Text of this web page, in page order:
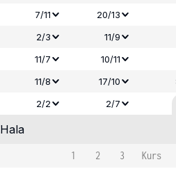
7/11
20/13
2/3
11/9
11/7
10/11
11/8 17/10
2/2 2/7
Hala
1 2 3
Kurs